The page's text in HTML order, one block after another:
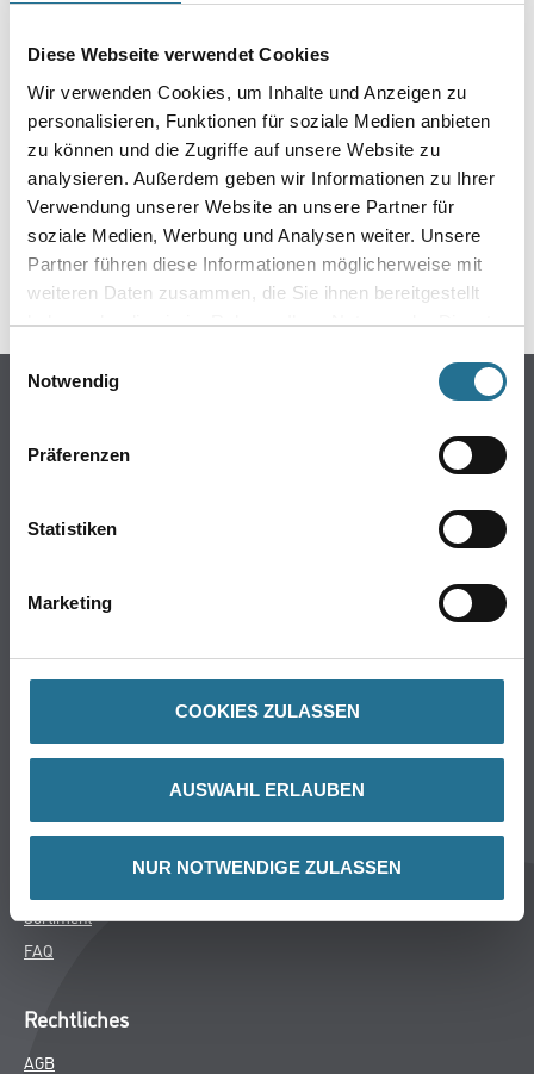
Diese Webseite verwendet Cookies
Wir verwenden Cookies, um Inhalte und Anzeigen zu
personalisieren, Funktionen für soziale Medien anbieten
zu können und die Zugriffe auf unsere Website zu
analysieren. Außerdem geben wir Informationen zu Ihrer
Verwendung unserer Website an unsere Partner für
soziale Medien, Werbung und Analysen weiter. Unsere
Partner führen diese Informationen möglicherweise mit
weiteren Daten zusammen, die Sie ihnen bereitgestellt
haben oder die sie im Rahmen Ihrer Nutzung der Dienste
Einwilligungsauswahl
Notwendig
Präferenzen
Statistiken
Marketing
COOKIES ZULASSEN
AUSWAHL ERLAUBEN
NUR NOTWENDIGE ZULASSEN
IST AUFGETRETEN
Keine Sorge, wir pinseln schon an der Lösung und
werden das Problem so schnell wie möglich beheben.
Erkunden Sie in der Zwischenzeit unseren Online-Shop
und lassen Sie sich inspirieren.
ZURÜCK ZUM ONLINE-SHOP
Online-Shop
Putze- und Spachtelmassen
Wand- & Deckenbeläge
Späth Knoll GmbH
Aktuelles
Sortiment
FAQ
Rechtliches
AGB